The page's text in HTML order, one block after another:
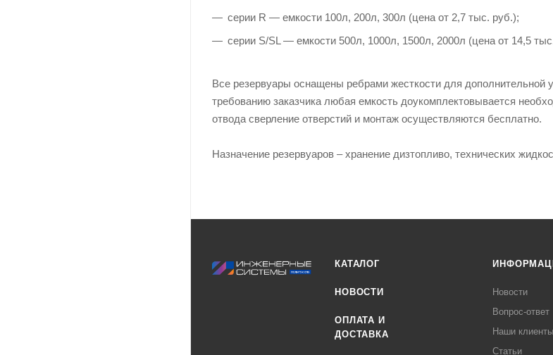
серии R — емкости 100л, 200л, 300л (цена от 2,7 тыс. руб.);
серии S/SL — емкости 500л, 1000л, 1500л, 2000л (цена от 14,5
Все резервуары оснащены ребрами жесткости для
требованию заказчика любая емкость доукомплектовывается
отвода сверление отверстий и монтаж осуществляются бесплатно.
Назначение резервуаров – хранение дизтопливо, технических
КАТАЛОГ
НОВОСТИ
ОПЛАТА И
ДОСТАВКА
Новости
Вопрос-ответ
Наши клиенты
Статьи